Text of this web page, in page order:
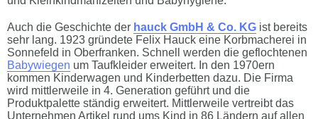
Auch die Geschichte der hauck GmbH & Co. KG ist bereits
sehr lang. 1923 gründete Felix Hauck eine Korbmacherei in
Sonnefeld in Oberfranken. Schnell werden die geflochtenen
Babywiegen um Taufkleider erweitert. In den 1970ern
kommen Kinderwagen und Kinderbetten dazu. Die Firma
wird mittlerweile in 4. Generation geführt und die
Produktpalette ständig erweitert. Mittlerweile vertreibt das
Unternehmen Artikel rund ums Kind in 86 Ländern auf allen